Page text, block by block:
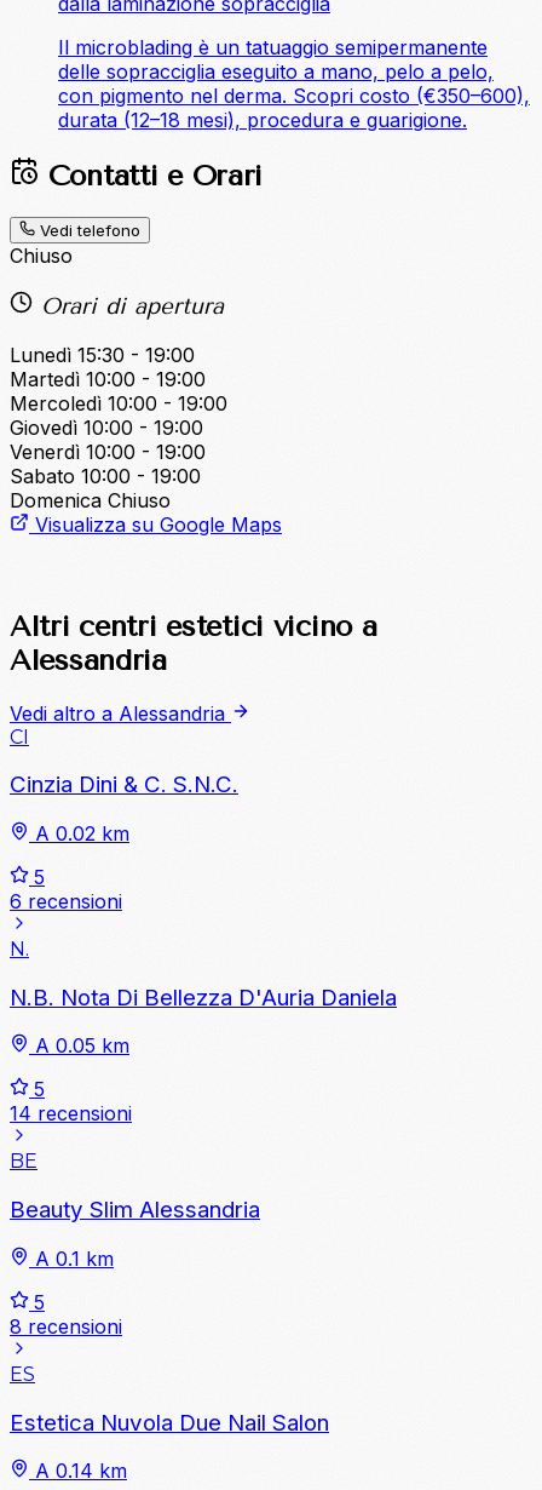
Il microblading è un tatuaggio semipermanente
delle sopracciglia eseguito a mano, pelo a pelo,
con pigmento nel derma. Scopri costo (€350–600),
durata (12–18 mesi), procedura e guarigione.
Contatti e Orari
Vedi telefono
Chiuso
Orari di apertura
Lunedì 15:30 - 19:00
Martedì 10:00 - 19:00
Mercoledì 10:00 - 19:00
Giovedì 10:00 - 19:00
Venerdì 10:00 - 19:00
Sabato 10:00 - 19:00
Domenica Chiuso
Visualizza su Google Maps
Altri centri estetici vicino a
Alessandria
Vedi altro a Alessandria
CI
Cinzia Dini & C. S.N.C.
A 0.02 km
5
6 recensioni
N.
N.B. Nota Di Bellezza D'Auria Daniela
A 0.05 km
5
14 recensioni
BE
Beauty Slim Alessandria
A 0.1 km
5
8 recensioni
ES
Estetica Nuvola Due Nail Salon
A 0.14 km